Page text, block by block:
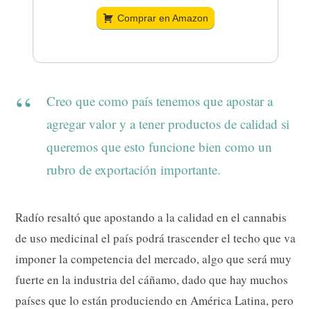
Comprar en Amazon
Creo que como país tenemos que apostar a
agregar valor y a tener productos de calidad si
queremos que esto funcione bien como un
rubro de exportación importante.
Radío resaltó que apostando a la calidad en el cannabis
de uso medicinal el país podrá trascender el techo que va
imponer la competencia del mercado, algo que será muy
fuerte en la industria del cáñamo, dado que hay muchos
países que lo están produciendo en América Latina, pero